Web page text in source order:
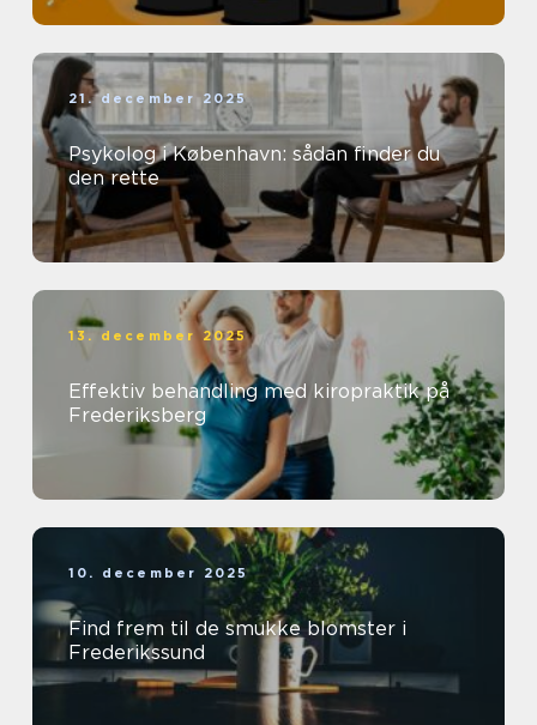
21. december 2025
Psykolog i København: sådan finder du
den rette
13. december 2025
Effektiv behandling med kiropraktik på
Frederiksberg
10. december 2025
Find frem til de smukke blomster i
Frederikssund